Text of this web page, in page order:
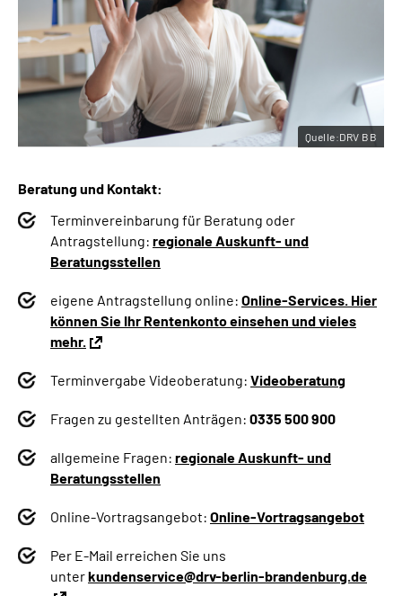
Beratung und Kontakt:
Terminvereinbarung für Beratung oder
Antragstellung: regionale Auskunft- und
Beratungsstellen
eigene Antragstellung online: Online-Services. Hier
können Sie Ihr Rentenkonto einsehen und vieles
mehr.
Terminvergabe Videoberatung: Videoberatung
Fragen zu gestellten Anträgen: 0335 500 900
allgemeine Fragen: regionale Auskunft- und
Beratungsstellen
Online-Vortragsangebot: Online-Vortragsangebot
Per E-Mail erreichen Sie uns
unterkundenservice@drv-berlin-brandenburg.de
Quelle:DRV BB